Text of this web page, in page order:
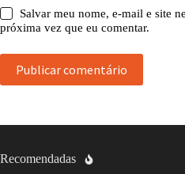
Salvar meu nome, e-mail e site
próxima vez que eu comentar.
Publicar comentário
Recomendadas